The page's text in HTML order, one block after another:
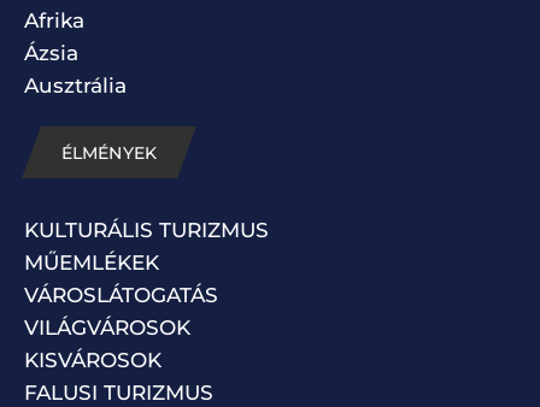
Afrika
Ázsia
Ausztrália
ÉLMÉNYEK
KULTURÁLIS TURIZMUS
MŰEMLÉKEK
VÁROSLÁTOGATÁS
VILÁGVÁROSOK
KISVÁROSOK
FALUSI TURIZMUS